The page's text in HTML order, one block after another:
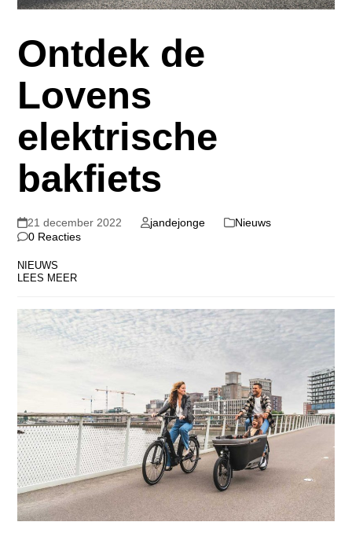
Ontdek de
Lovens
elektrische
bakfiets
21 december 2022 jandejonge
Nieuws
0 Reacties
NIEUWS
LEES MEER